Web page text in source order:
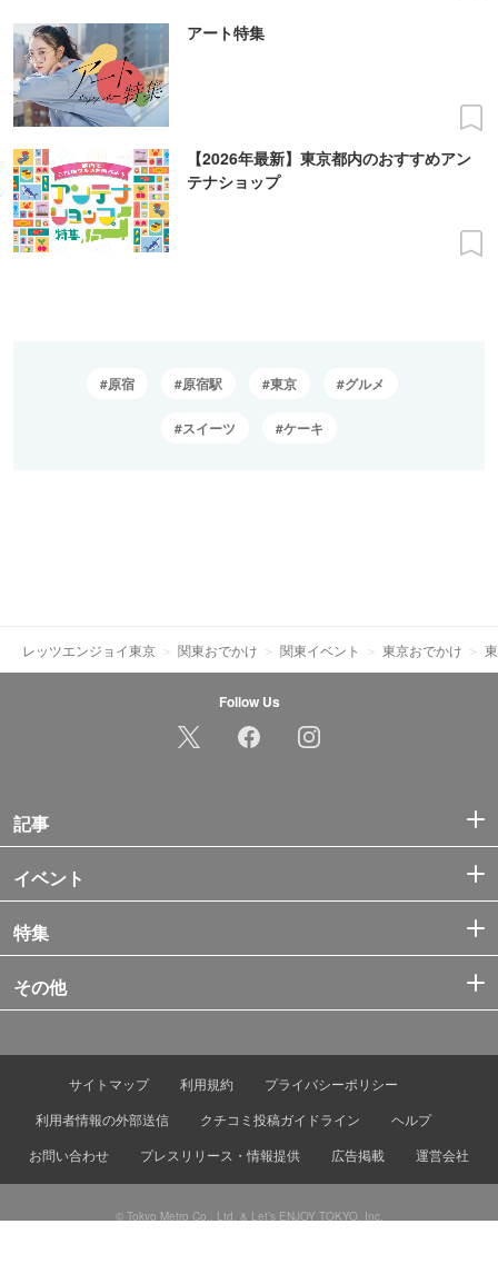
アート特集
【2026年最新】東京都内のおすすめアン
テナショップ
原宿 原宿駅 東京 グルメ
スイーツ ケーキ
レッツエンジョイ東京 関東おでかけ 関東イベント 東京おでかけ
Follow Us
記事
イベント
特集
その他
サイトマップ 利用規約
プライバシーポリシー
利用者情報の外部送信
クチコミ投稿ガイドライン
ヘルプ
お問い合わせ
プレスリリース・情報提供 広告掲載 運営会社
© Tokyo Metro Co., Ltd. & Let’s ENJOY TOKYO, Inc.